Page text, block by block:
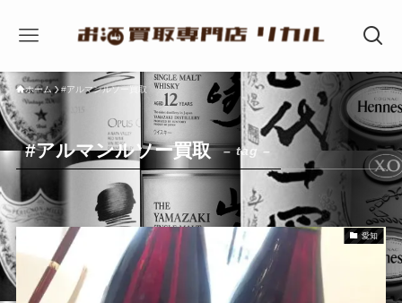
ホーム #アルマンルソー買取
#アルマンルソー買取 – tag –
愛知